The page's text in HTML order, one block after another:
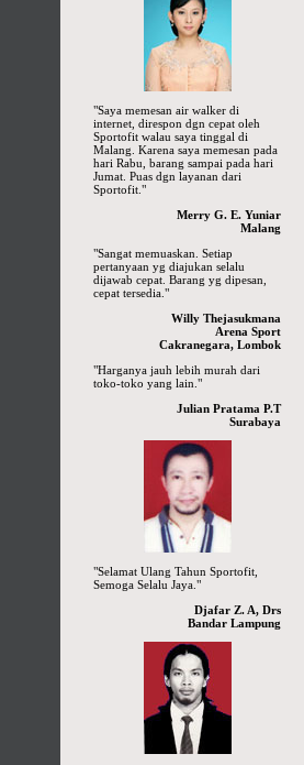
"Saya memesan air walker di
internet, direspon dgn cepat oleh
Sportofit walau saya tinggal di
Malang. Karena saya memesan pada
hari Rabu, barang sampai pada hari
Jumat. Puas dgn layanan dari
Sportofit."
Merry G. E. Yuniar
Malang
"Sangat memuaskan. Setiap
pertanyaan yg diajukan selalu
dijawab cepat. Barang yg dipesan,
cepat tersedia."
Willy Thejasukmana
Arena Sport
Cakranegara, Lombok
"Harganya jauh lebih murah dari
toko-toko yang lain."
Julian Pratama P.T
Surabaya
"Selamat Ulang Tahun Sportofit,
Semoga Selalu Jaya."
Djafar Z. A, Drs
Bandar Lampung